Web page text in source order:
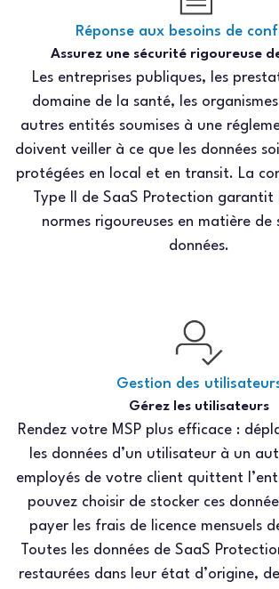
Réponse aux besoins de
Assurez une sécurité rigoureuse
Les entreprises publiques, les
domaine de la santé, les
autres entités soumises à une
doivent veiller à ce que les données
protégées en local et en transit. La
Type II de SaaS Protection
normes rigoureuses en matière de
données.
Gestion des
Gérez les utilisateurs
Rendez votre MSP plus efficace :
les données d’un utilisateur à un
employés de votre client quittent
pouvez choisir de stocker ces
payer les frais de licence mensuels
Toutes les données de SaaS
restaurées dans leur état d’origine,